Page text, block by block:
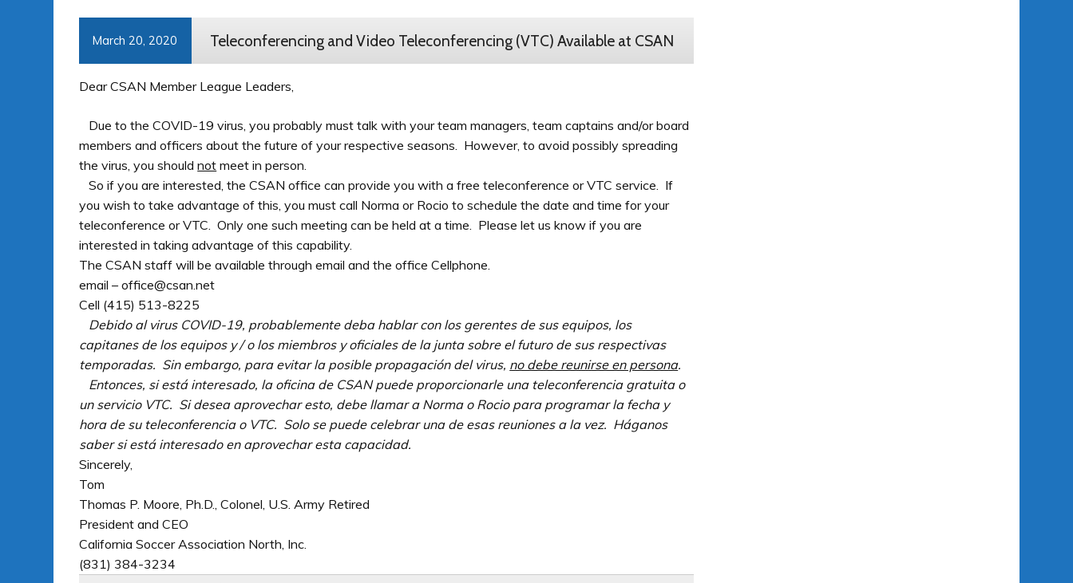
March 20, 2020 Teleconferencing and Video Teleconferencing (VTC) Available at CSAN
Dear CSAN Member League Leaders,
Due to the COVID-19 virus, you probably must talk with your team managers, team captains and/or board
members and officers about the future of your respective seasons. However, to avoid possibly spreading
the virus, you shouldnot meet in person.
So if you are interested, the CSAN office can provide you with a free teleconference or VTC service. If
you wish to take advantage of this, you must call Norma or Rocio to schedule the date and time for your
teleconference or VTC. Only one such meeting can be held at a time. Please let us know if you are
interested in taking advantage of this capability.
The CSAN staff will be available through email and the office Cellphone.
email – office@csan.net
Cell (415) 513-8225
Debido al virus COVID-19, probablemente deba hablar con los gerentes de sus equipos, los
capitanes de los equipos y / o los miembros y oficiales de la junta sobre el futuro de sus respectivas
temporadas. Sin embargo, para evitar la posible propagación del virus, no debe reunirse en persona.
Entonces, si está interesado, la oficina de CSAN puede proporcionarle una teleconferencia gratuita o
un servicio VTC. Si desea aprovechar esto, debe llamar a Norma o Rocio para programar la fecha y
hora de su teleconferencia o VTC. Solo se puede celebrar una de esas reuniones a la vez. Háganos
saber si está interesado en aprovechar esta capacidad.
Sincerely,
Tom
Thomas P. Moore, Ph.D., Colonel, U.S. Army Retired
President and CEO
California Soccer Association North, Inc.
(831) 384-3234